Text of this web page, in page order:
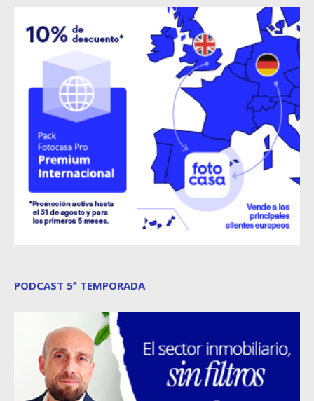
PODCAST 5ª TEMPORADA